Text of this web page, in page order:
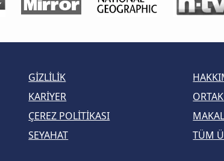
GIZLILIK
KARIYER
ÇEREZ POLITIKASI
SEYAHAT TÜM